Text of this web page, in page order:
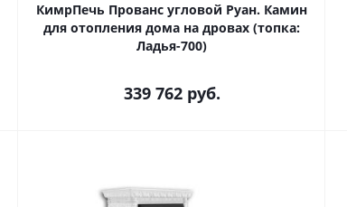
КимрПечь Прованс угловой Руан. Камин
для отопления дома на дровах (топка:
Ладья-700)
339 762руб.